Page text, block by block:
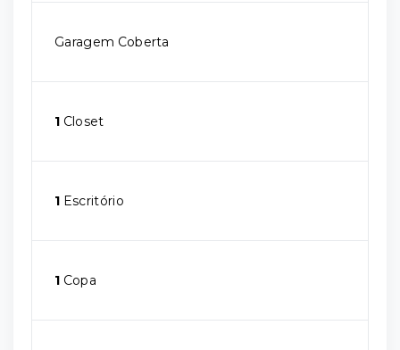
Garagem Coberta
1 Closet
1 Escritório
1 Copa